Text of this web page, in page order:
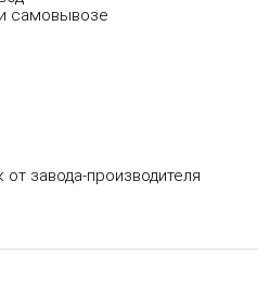
самовывозе
от завода-производителя